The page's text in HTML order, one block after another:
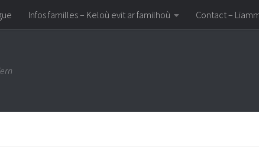
Infos familles – Keloù evit ar familhoù Contact –